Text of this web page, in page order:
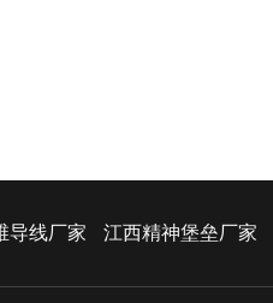
导线厂家 江西精神堡垒厂家